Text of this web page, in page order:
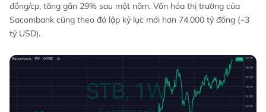
đồng/cp, tăng gần 29% sau một năm. Vốn hóa thị trường của
Sacombank cũng theo đó lập kỷ lục mới hơn 74.000 tỷ đồng (~3
tỷ USD).